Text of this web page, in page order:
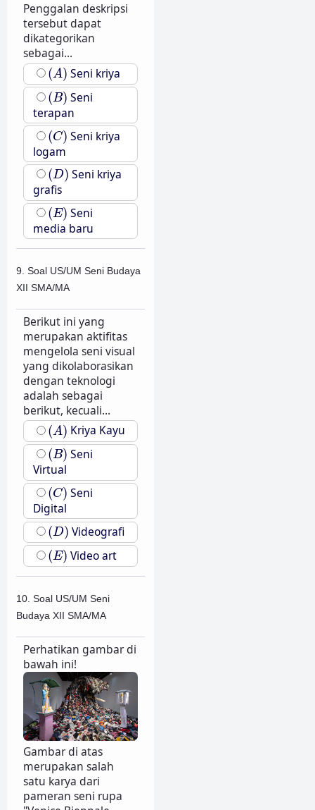
Penggalan deskripsi
tersebut dapat
dikategorikan
sebagai...
(A)
(A) Seni kriya
(B)
(B) Seni
terapan
(C)
(C) Seni kriya
logam
(D)
(D) Seni kriya
grafis
(E)
(E) Seni
media baru
9. Soal US/UM Seni Budaya
XII SMA/MA
Berikut ini yang
merupakan aktifitas
mengelola seni visual
yang dikolaborasikan
dengan teknologi
adalah sebagai
berikut, kecuali...
(A)
(A) Kriya Kayu
(B)
(B) Seni
Virtual
(C)
(C) Seni
Digital
(D)
(D) Videografi
(E)
(E) Video art
10. Soal US/UM Seni
Budaya XII SMA/MA
Perhatikan gambar di
bawah ini!
Gambar di atas
merupakan salah
satu karya dari
pameran seni rupa